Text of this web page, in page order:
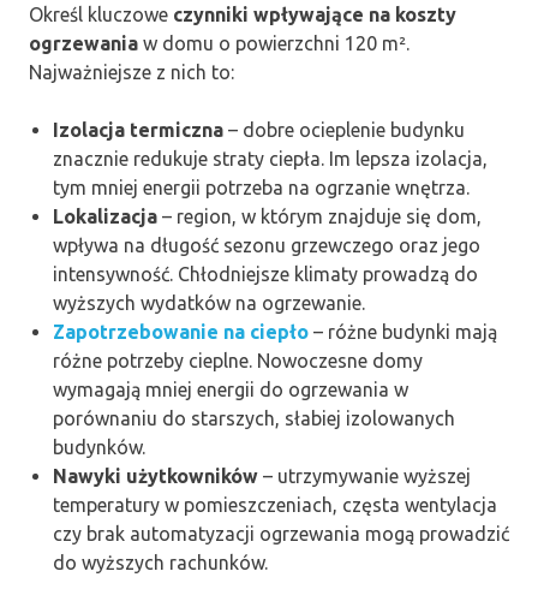
Określ kluczowe czynniki wpływające na koszty
ogrzewania w domu o powierzchni 120 m².
Najważniejsze z nich to:
Izolacja termiczna – dobre ocieplenie budynku
znacznie redukuje straty ciepła. Im lepsza izolacja,
tym mniej energii potrzeba na ogrzanie wnętrza.
Lokalizacja – region, w którym znajduje się dom,
wpływa na długość sezonu grzewczego oraz jego
intensywność. Chłodniejsze klimaty prowadzą do
wyższych wydatków na ogrzewanie.
Zapotrzebowanie na ciepło – różne budynki mają
różne potrzeby cieplne. Nowoczesne domy
wymagają mniej energii do ogrzewania w
porównaniu do starszych, słabiej izolowanych
budynków.
Nawyki użytkowników – utrzymywanie wyższej
temperatury w pomieszczeniach, częsta wentylacja
czy brak automatyzacji ogrzewania mogą prowadzić
do wyższych rachunków.